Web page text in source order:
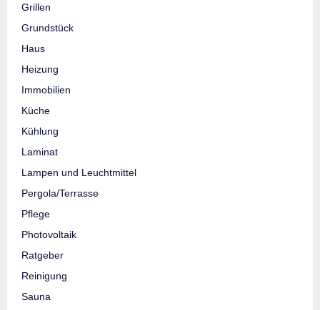
Grillen
Grundstück
Haus
Heizung
Immobilien
Küche
Kühlung
Laminat
Lampen und Leuchtmittel
Pergola/Terrasse
Pflege
Photovoltaik
Ratgeber
Reinigung
Sauna